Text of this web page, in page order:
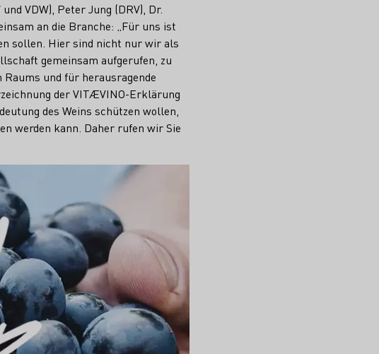
VDW), Peter Jung (DRV), Dr.
an die Branche: „Für uns ist
sollen. Hier sind nicht nur wir als
gemeinsam aufgerufen, zu
und für herausragende
der VITÆVINO-Erklärung
des Weins schützen wollen,
werden kann. Daher rufen wir Sie